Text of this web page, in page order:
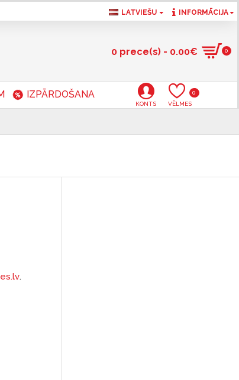
LATVIEŠU INFORMĀCIJA
0 prece(s) - 0.00€ 0
IZPĀRDOŠANA
KONTS VĒLMES
0
.